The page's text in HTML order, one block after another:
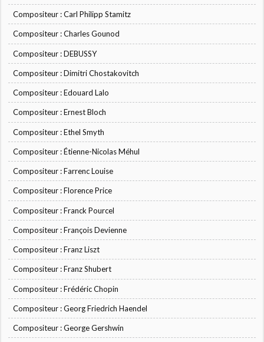
Compositeur : Carl Philipp Stamitz
Compositeur : Charles Gounod
Compositeur : DEBUSSY
Compositeur : Dimitri Chostakovitch
Compositeur : Edouard Lalo
Compositeur : Ernest Bloch
Compositeur : Ethel Smyth
Compositeur : Étienne-Nicolas Méhul
Compositeur : Farrenc Louise
Compositeur : Florence Price
Compositeur : Franck Pourcel
Compositeur : François Devienne
Compositeur : Franz Liszt
Compositeur : Franz Shubert
Compositeur : Frédéric Chopin
Compositeur : Georg Friedrich Haendel
Compositeur : George Gershwin